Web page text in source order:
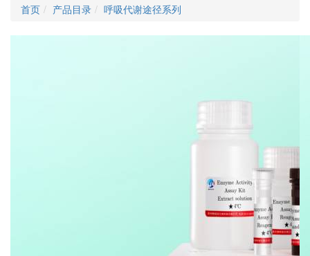
首页 产品目录 呼吸代谢途径系列